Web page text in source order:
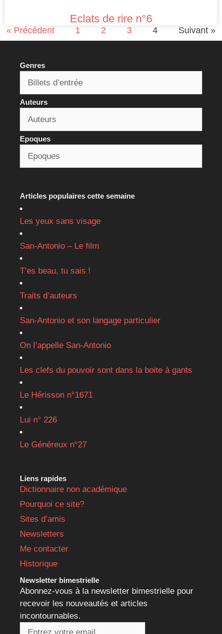
Eclats de rire n°6
« Précédent 1 2 3 4 Suivant »
Genres
Auteurs
Epoques
Articles populaires cette semaine
Les yeux sans visage
San-Antonio – Le film
T’es beau, tu sais !
Traits d’auteurs
San-Antonio et son langage particulier
On l’appelle San-Antonio
Les clefs du pouvoir sont dans la boite à gants
Le Hérisson n°1671
Lui n° 226
Le Généreux n°27
Liens rapides
Dictionnaire non académique
Pourquoi ce site?
Sites d’amis
Newsletters
Me contacter
Historique
Newsletter bimestrielle
Abonnez-vous à la newsletter bimestrielle pour
recevoir les nouveautés et articles
incontournables.